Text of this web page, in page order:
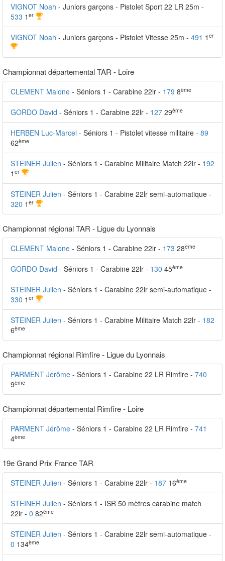
VIGNOT Noah - Juniors garçons - Pistolet Sport 22 LR 25m -
533 1 er
VIGNOT Noah - Juniors garçons - Pistolet Vitesse 25m - 491 1 er
Championnat départemental TAR - Loire
CLEMENT Malone - Séniors 1 - Carabine 22lr - 179 8ème
GORDO David - Séniors 1 - Carabine 22lr - 127 29ème
HERBEN Luc-Marcel - Séniors 1 - Pistolet vitesse militaire - 89
62ème
STEINER Julien - Séniors 1 - Carabine Militaire Match 22lr - 192
1 er
STEINER Julien - Séniors 1 - Carabine 22lr semi-automatique -
320 1 er
Championnat régional TAR - Ligue du Lyonnais
CLEMENT Malone - Séniors 1 - Carabine 22lr - 173 28ème
GORDO David - Séniors 1 - Carabine 22lr - 130 45ème
STEINER Julien - Séniors 1 - Carabine 22lr semi-automatique -
330 1 er
STEINER Julien - Séniors 1 - Carabine Militaire Match 22lr - 182
6ème
Championnat régional Rimfire - Ligue du Lyonnais
PARMENT Jérôme - Séniors 1 - Carabine 22 LR Rimfire - 740
9ème
Championnat départemental Rimfire - Loire
PARMENT Jérôme - Séniors 1 - Carabine 22 LR Rimfire - 741
4ème
19e Grand Prix France TAR
STEINER Julien - Séniors 1 - Carabine 22lr - 187 16ème
STEINER Julien - Séniors 1 - ISR 50 mètres carabine match
22lr - 0 82ème
STEINER Julien - Séniors 1 - Carabine 22lr semi-automatique -
0 134ème